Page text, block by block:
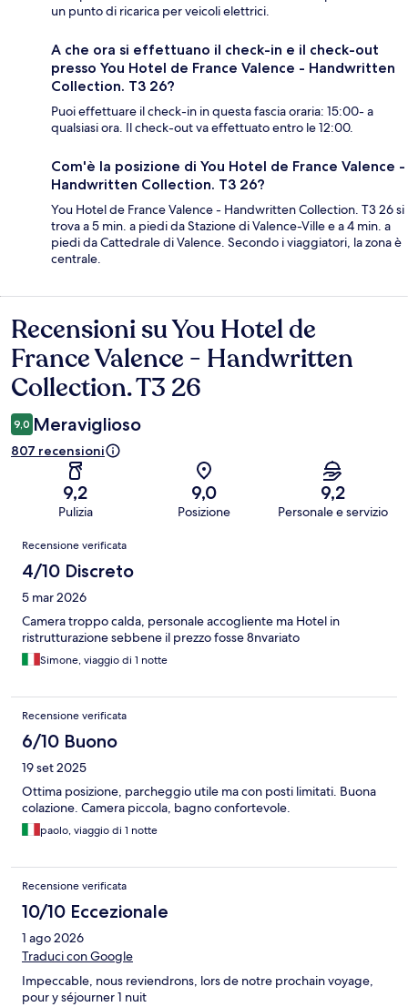
un punto di ricarica per veicoli elettrici.
A che ora si effettuano il check-in e il check-out
presso You Hotel de France Valence - Handwritten
Collection. T3 26?
Puoi effettuare il check-in in questa fascia oraria: 15:00- a
qualsiasi ora. Il check-out va effettuato entro le 12:00.
Com'è la posizione di You Hotel de France Valence -
Handwritten Collection. T3 26?
You Hotel de France Valence - Handwritten Collection. T3 26 si
trova a 5 min. a piedi da Stazione di Valence-Ville e a 4 min. a
piedi da Cattedrale di Valence. Secondo i viaggiatori, la zona è
centrale.
Recensioni
Recensioni su You Hotel de
France Valence - Handwritten
Collection. T3 26
9,0 Meraviglioso
807 recensioni
9,2
Pulizia
9,0
Posizione
9,2
Personale e servizio
Recensioni
Recensione verificata
4/10 Discreto
5 mar 2026
Camera troppo calda, personale accogliente ma Hotel in
ristrutturazione sebbene il prezzo fosse 8nvariato
Simone, viaggio di 1 notte
Recensione verificata
6/10 Buono
19 set 2025
Ottima posizione, parcheggio utile ma con posti limitati. Buona
colazione. Camera piccola, bagno confortevole.
paolo, viaggio di 1 notte
Recensione verificata
10/10 Eccezionale
1 ago 2026
Traduci con Google
Impeccable, nous reviendrons, lors de notre prochain voyage,
pour y séjourner 1 nuit